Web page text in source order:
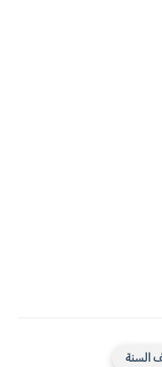
السنة